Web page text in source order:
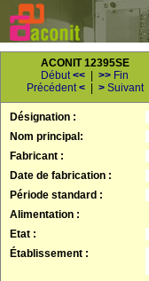
ACONIT 12395SE
Début<< >> Fin
Précédent< > Suivant
Désignation :
Nom principal:
Fabricant :
Date de fabrication :
Période standard :
Alimentation :
Etat :
Établissement :